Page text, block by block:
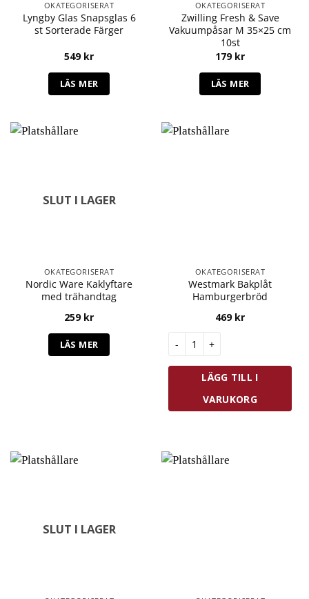
OKATEGORISERAT
Lyngby Glas Snapsglas 6
st Sorterade Färger
549 kr
LÄS MER
OKATEGORISERAT
Zwilling Fresh & Save
Vakuumpåsar M 35×25 cm
10st
179 kr
LÄS MER
SLUT I LAGER
OKATEGORISERAT
Nordic Ware Kaklyftare
med trähandtag
259 kr
LÄS MER
OKATEGORISERAT
Westmark Bakplåt
Hamburgerbröd
469 kr
Westmark Bakplåt
LÄGG TILL I
VARUKORG
SLUT I LAGER